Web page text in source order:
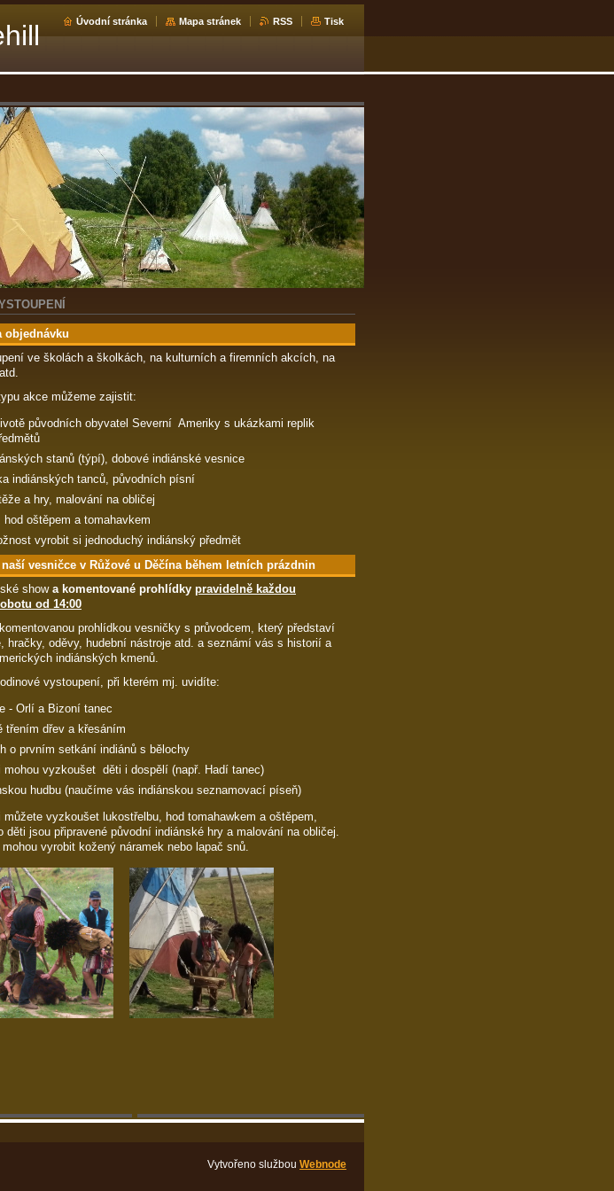
Úvodní stránka Mapa stránek RSS Tisk
objednávku
ve školách a školkách, na kulturních a firemních akcích, na
akce můžeme zajistit:
původních obyvatel Severní Ameriky s ukázkami replik
stanů (týpí), dobové indiánské vesnice
indiánských tanců, původních písní
a hry, malování na obličej
oštěpem a tomahavkem
vyrobit si jednoduchý indiánský předmět
vesničce v Růžové u Děčína během letních prázdnin
showa komentované prohlídky pravidelně každou
od 14:00
prohlídkou vesničky s průvodcem, který představí
hračky, oděvy, hudební nástroje atd. a seznámí vás s historií a
indiánských kmenů.
vystoupení, při kterém mj. uvidíte:
- Orlí a Bizoní tanec
třením dřev a křesáním
o prvním setkání indiánů s bělochy
mohou vyzkoušet děti i dospělí (např. Hadí tanec)
hudbu (naučíme vás indiánskou seznamovací píseň)
vyzkoušet lukostřelbu, hod tomahawkem a oštěpem,
děti jsou připravené původní indiánské hry a malování na obličej.
vyrobit kožený náramek nebo lapač snů.
Vytvořeno službou Webnode